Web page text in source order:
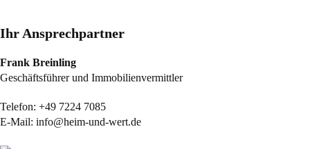
Ihr Ansprechpartner
Frank Breinling
Geschäftsführer und Immobilienvermittler
Telefon: +49 7224 7085
E-Mail: info@heim-und-wert.de